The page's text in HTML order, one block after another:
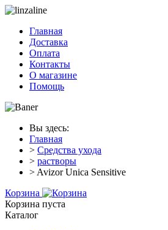
Главная
Доставка
Оплата
Контакты
О магазине
Помощь
Вы здесь:
Главная
> Средства ухода
> растворы
> Avizor Unica Sensitive
Корзина
Корзина пуста
Каталог